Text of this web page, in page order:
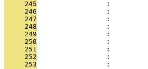
     245
:
     246
:
     247
:
     248
:
     249
:
     250
:
     251
:
     252
:
     253
: